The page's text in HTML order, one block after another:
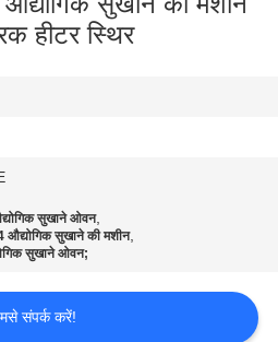
हीटर स्थिर
सुखाने ओवन,
औद्योगिक सुखाने की मशीन,
सुखाने ओवन;
संपर्क करें!